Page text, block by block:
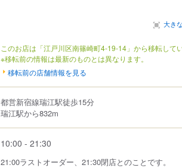
大き
このお店は「江戸川区南篠崎町4-19-14」から移転してい
※移転前の情報は最新のものとは異なります。
移転前の店舗情報を見る
都営新宿線瑞江駅徒歩15分
瑞江駅から832m
10:00 - 21:30
21:00ラストオーダー、21:30閉店とのことです。